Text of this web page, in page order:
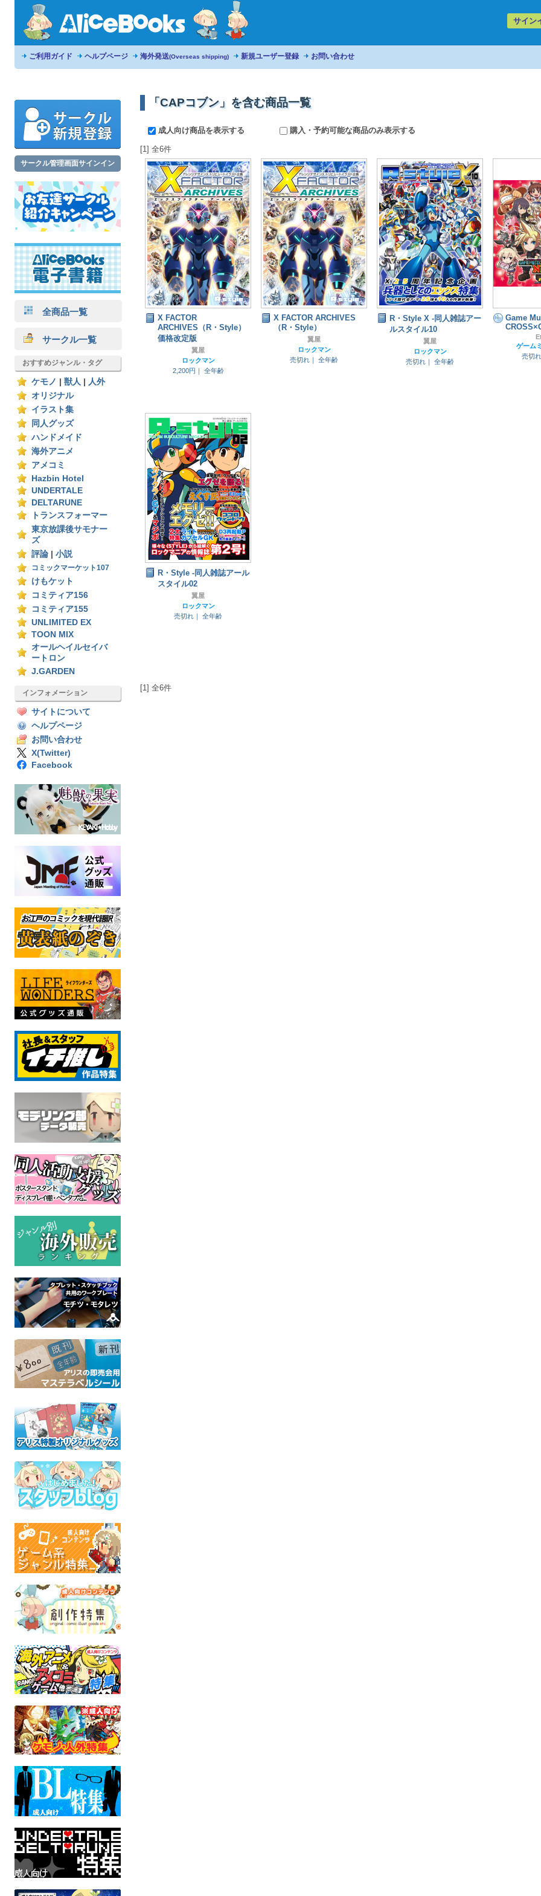
サイン
ご利用ガイド ヘルプページ 海外発送(Overseas shipping) 新規ユーザー登録 お問い合わせ
サークル管理画面サインイン
全商品一覧
サークル一覧
おすすめジャンル・タグ
ケモノ 獣人
人外
オリジナル
イラスト集
同人グッズ
ハンドメイド
海外アニメ
アメコミ
Hazbin Hotel
UNDERTALE
DELTARUNE
トランスフォーマー
東京放課後サモナー
ズ
評論
小説
コミックマーケット107
けもケット
コミティア156
コミティア155
UNLIMITED EX
TOON MIX
オールヘイルセイバ
ートロン
J.GARDEN
インフォメーション
サイトについて
ヘルプページ
お問い合わせ
X(Twitter)
Facebook
「CAPコブン」を含む商品一覧
成人向け商品を表示する 購入・予約可能な商品のみ表示する
[1] 全6件
X FACTOR
ARCHIVES（R・Style）
価格改定版
翼屋
ロックマン
2,200円｜
全年齢
X FACTOR ARCHIVES
（R・Style）
翼屋
ロックマン
売切れ｜
全年齢
R・Style X -同人雑誌アー
ルスタイル10
翼屋
ロックマン
売切れ｜
全年齢
Game
ゲーム
売切れ
R・Style -同人雑誌アール
スタイル02
翼屋
ロックマン
売切れ｜
全年齢
[1] 全6件